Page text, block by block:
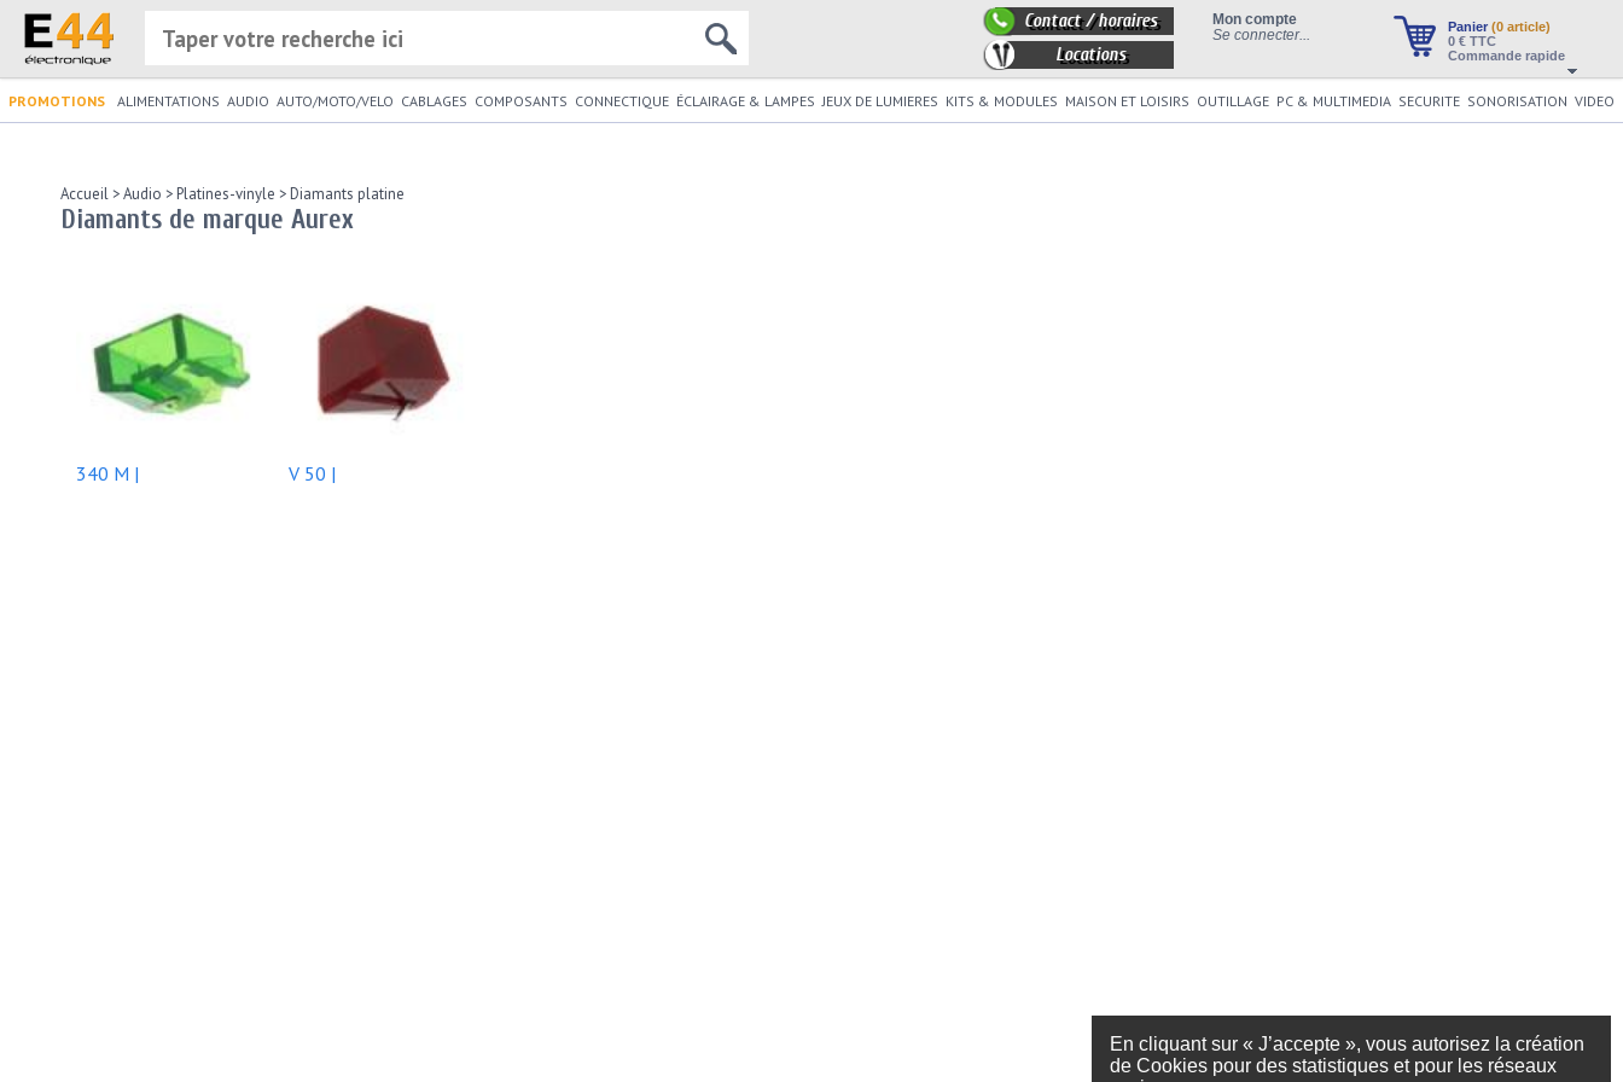
En cliquant sur « J’accepte », vous autorisez la création
de Cookies pour des statistiques et pour les réseaux
Panier (0 article)
0 € TTC
Commande rapide
Mon compte
Se connecter...
Contact / horaires
Locations
PROMOTIONS ALIMENTATIONS AUDIO AUTO/MOTO/VELO CABLAGES COMPOSANTS CONNECTIQUE ÉCLAIRAGE & LAMPES JEUX DE LUMIERES KITS & MODULES MAISON ET LOISIRS OUTILLAGE PC & MULTIMEDIA SECURITE SONORISATION VIDEO
Accueil >Audio >Platines-vinyle >Diamants platine
Diamants de marque Aurex
340 M | V 50 |